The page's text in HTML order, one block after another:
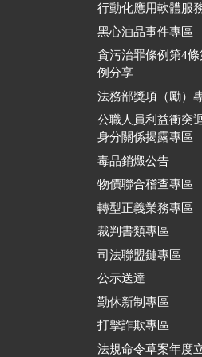
行動化應用軟體服
黑心油品事件專區
貪污治罪條例第4
例分享
法務部獎項（勵）
公職人員利益衝突
身分關係揭露專區
毒品銷燬公告
物價聯合稽查專區
轉型正義業務專區
裁判書類專區
司法聯盟鏈專區
公示送達
勤休新制專區
打擊詐欺專區
法規命令草案年度